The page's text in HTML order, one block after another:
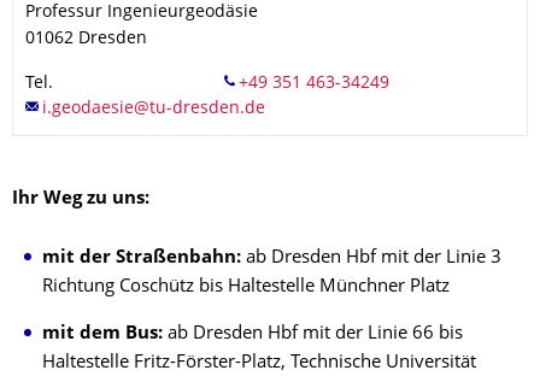
Professur Ingenieurgeodäsie
01062 Dresden
Tel.
Ihr Weg zu uns:
mit der Straßenbahn: ab Dresden Hbf mit der Linie 3
Richtung Coschütz bis Haltestelle Münchner Platz
mit dem Bus: ab Dresden Hbf mit der Linie 66 bis
Haltestelle Fritz-Förster-Platz, Technische Universität